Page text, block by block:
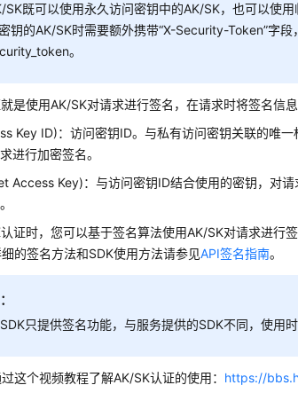
SK既可以使用永久访问密钥中的AK/SK，也可以使
钥的AK/SK时需要额外携带“X-Security-Token”字
。
是使用AK/SK对请求进行签名，在请求时将签名信
Key ID)：访问密钥ID。与私有访问密钥关联的唯
进行加密签名。
Access Key)：与访问密钥ID结合使用的密钥，对
证时，您可以基于签名算法使用AK/SK对请求进行
的签名方法和SDK使用方法请参见API签名指南。
只提供签名功能，与服务提供的SDK不同，使用时
这个视频教程了解AK/SK认证的使用： https://